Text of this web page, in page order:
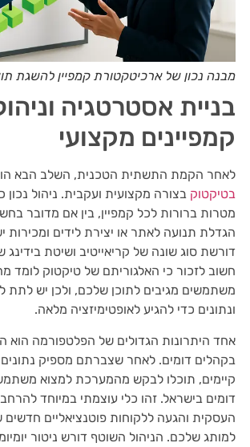
מבנה נכון של ארכיטקטורת קמפיין להשגת
בניית אסטרטגיה
קמפיינים מקצועי
לאחר הקמת התשתית הטכנית, השלב הבא
בטיקטוק בצורה מקצועית ועקבית. ניהול נכון
מטרות ברורות לכל קמפיין, בין אם מדובר
הגדלת תנועה לאתר או יצירת לידים ומכירות
דורשת סוג שונה של קריאייטיב ושיטת
חשוב לזכור כי האלגוריתם של טיקטוק לומד
משתמשים מגיבים לתוכן שלכם, ולכן יש לתת
ונתונים כדי להגיע לאופטימיזציה מלאה.
אחד היתרונות הגדולים של הפלטפורמה הוא
בקהלים דומים. לאחר שצברתם מספיק
קיימים, תוכלו לבקש מהמערכת למצוא
דומים בישראל. זהו כלי עוצמתי במיוחד
העסקית והגעה ללקוחות פוטנציאליים
למותג שלכם. הניהול השוטף דורש ניטור